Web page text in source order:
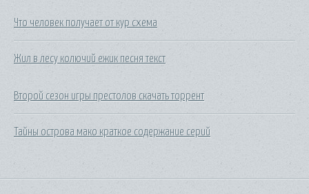
Что человек получает от кур схема
Жил в лесу колючий ежик песня текст
Второй сезон игры престолов скачать торрент
Тайны острова мако краткое содержание серий